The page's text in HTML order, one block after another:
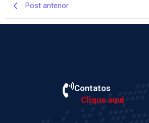
Post anterior
Contatos
Clique aqui